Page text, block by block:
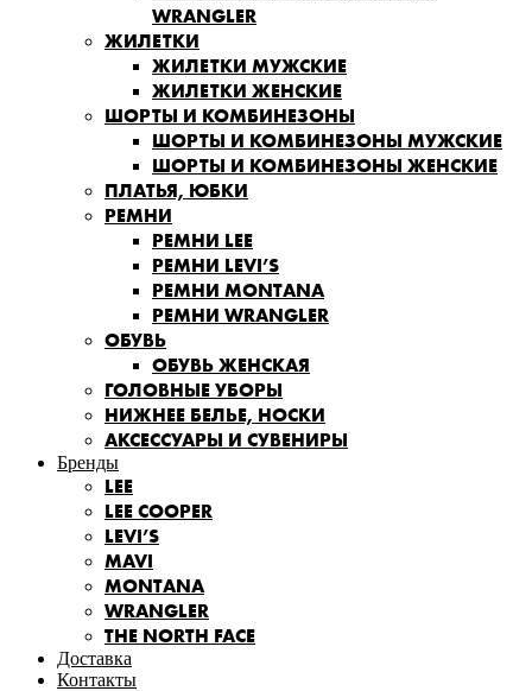
WRANGLER
ЖИЛЕТКИ
ЖИЛЕТКИ МУЖСКИЕ
ЖИЛЕТКИ ЖЕНСКИЕ
ШОРТЫ И КОМБИНЕЗОНЫ
ШОРТЫ И КОМБИНЕЗОНЫ МУЖСКИЕ
ШОРТЫ И КОМБИНЕЗОНЫ ЖЕНСКИЕ
ПЛАТЬЯ, ЮБКИ
РЕМНИ
РЕМНИ LEE
РЕМНИ LEVI’S
РЕМНИ MONTANA
РЕМНИ WRANGLER
ОБУВЬ
ОБУВЬ ЖЕНСКАЯ
ГОЛОВНЫЕ УБОРЫ
НИЖНЕЕ БЕЛЬЕ, НОСКИ
АКСЕССУАРЫ И СУВЕНИРЫ
Бренды
LEE
LEE COOPER
LEVI’S
MAVI
MONTANA
WRANGLER
THE NORTH FACE
Доставка
Контакты